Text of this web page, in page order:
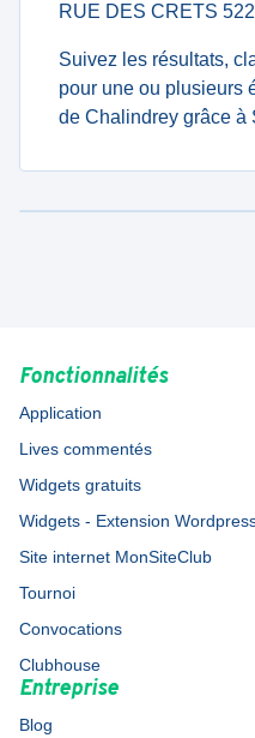
RUE DES CRETS
Suivez les résultats,
pour une ou plusieurs
de Chalindrey grâce à
Fonctionnalités
Application
Lives commentés
Widgets gratuits
Widgets - Extension
Site internet MonSiteClub
Tournoi
Convocations
Clubhouse
Entreprise
Blog